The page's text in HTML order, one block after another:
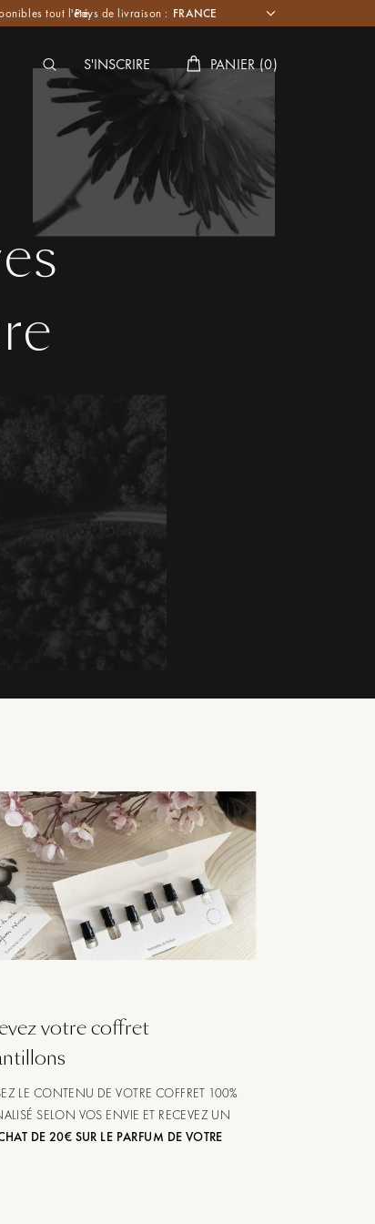
tout l'été.Pays de livraison :
S'INSCRIRE PANIER(0)
votre coffret
LE CONTENU DE VOTRE COFFRET 100%
SELON VOS ENVIE ET RECEVEZ UN
DE 20€ SUR LE PARFUM DE VOTRE